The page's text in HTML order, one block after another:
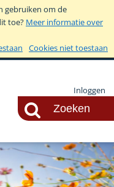
gebruiken om de
toe? Meer informatie over
Cookies niet toestaan
Inloggen